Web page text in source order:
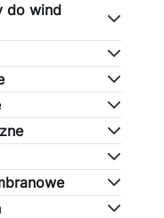
do wind